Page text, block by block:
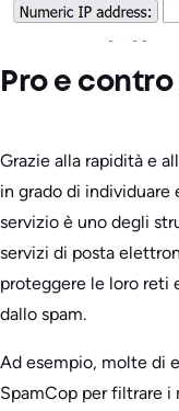
Pro e
Grazie alla rapidità e
in grado di individuare
servizio è uno degli
servizi di posta
proteggere le loro reti
dallo spam.
Ad esempio, molte di
SpamCop per filtrare